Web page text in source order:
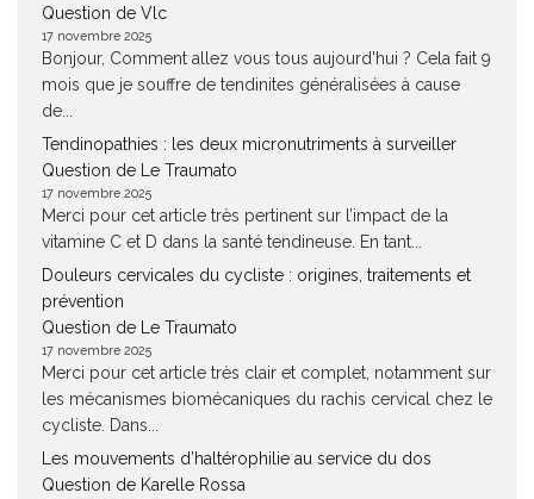
Question de Vlc
17 novembre 2025
Bonjour, Comment allez vous tous aujourd'hui ? Cela fait 9
mois que je souffre de tendinites généralisées à cause
de...
Tendinopathies : les deux micronutriments à surveiller
Question de Le Traumato
17 novembre 2025
Merci pour cet article très pertinent sur l’impact de la
vitamine C et D dans la santé tendineuse. En tant...
Douleurs cervicales du cycliste : origines, traitements et
prévention
Question de Le Traumato
17 novembre 2025
Merci pour cet article très clair et complet, notamment sur
les mécanismes biomécaniques du rachis cervical chez le
cycliste. Dans...
Les mouvements d’haltérophilie au service du dos
Question de Karelle Rossa